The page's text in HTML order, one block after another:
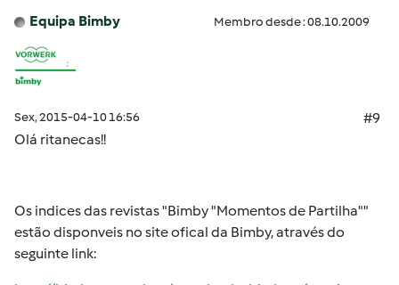
Equipa Bimby Membro desde : 08.10.2009
Sex, 2015-04-10 16:56
#9
Olá ritanecas!!
Os indices das revistas "Bimby "Momentos de Partilha""
estão disponveis no site ofical da Bimby, através do
seguinte link: